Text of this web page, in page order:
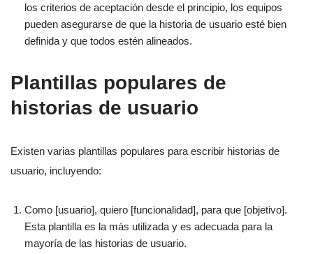
los criterios de aceptación desde el principio, los equipos
pueden asegurarse de que la historia de usuario esté bien
definida y que todos estén alineados.
Plantillas populares de
historias de usuario
Existen varias plantillas populares para escribir historias de
usuario, incluyendo:
Como [usuario], quiero [funcionalidad], para que [objetivo].
Esta plantilla es la más utilizada y es adecuada para la
mayoría de las historias de usuario.